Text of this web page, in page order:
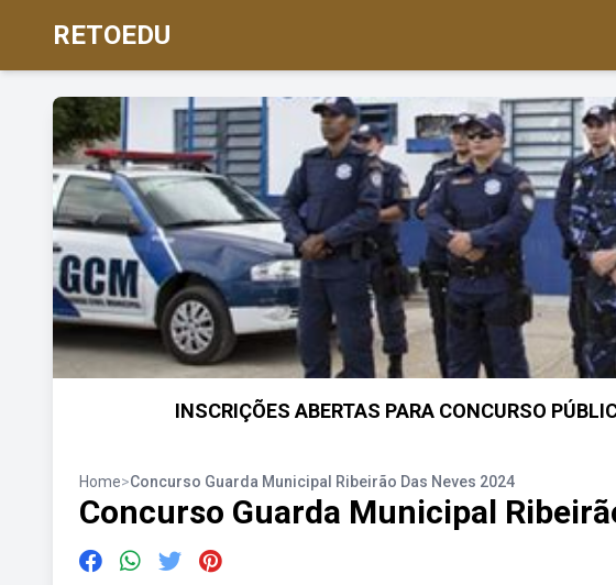
RETOEDU
INSCRIÇÕES ABERTAS PARA CONCURSO
Home>Concurso Guarda Municipal Ribeirão Das Neves 2024
Concurso Guarda Municipal